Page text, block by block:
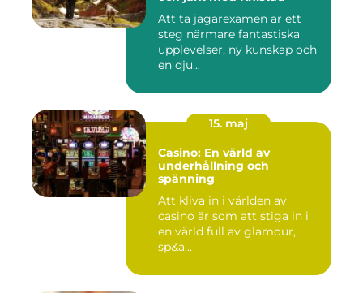
Att ta jägarexamen är ett
steg närmare fantastiska
upplevelser, ny kunskap och
en dju...
15. maj
Casino: En värld av
underhållning och
spänning
Att kliva in i världen av
casino är som att stiga in i
en värld full av glamour,
sp&a...